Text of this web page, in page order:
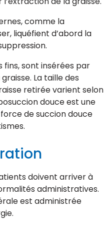
comme la
liquéfient d’abord la
fins, sont insérées par
La taille des
retirée varient selon
douce est une
de succion douce
doivent arriver à
administratives.
est administrée